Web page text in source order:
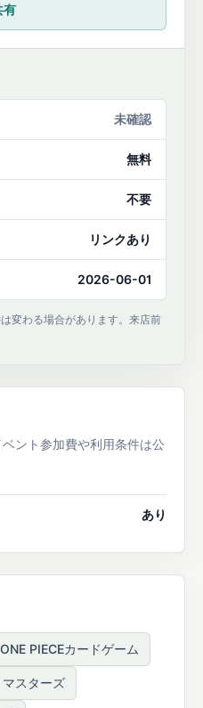
有
未確認
無料
不要
リンクあり
2026-06-01
変わる場合があります。来店前
ント参加費や利用条件は公
あり
ONE PIECEカードゲーム
スターズ